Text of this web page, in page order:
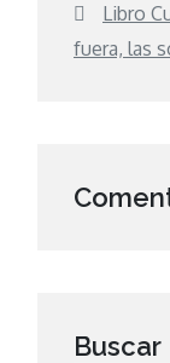
Libro
fuera, las
Buscar